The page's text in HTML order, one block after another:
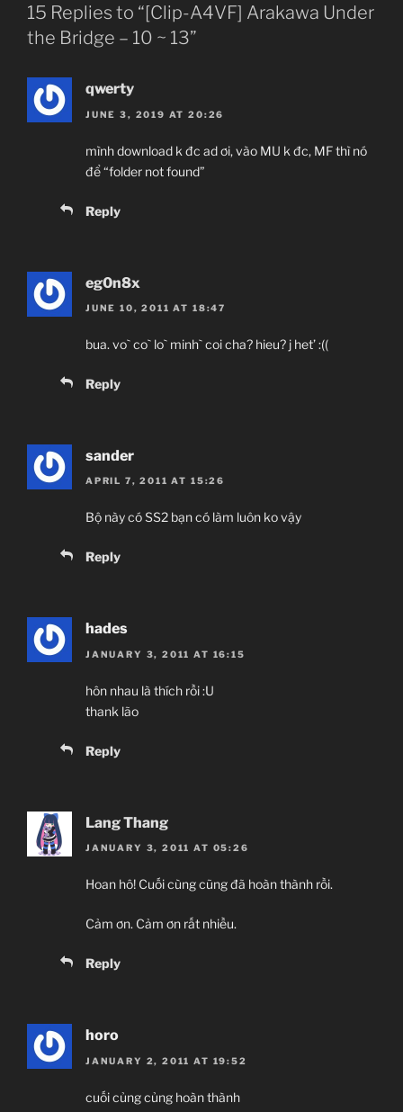
15 Replies to “[Clip-A4VF] Arakawa Under
the Bridge – 10 ~ 13”
qwerty
JUNE 3, 2019 AT 20:26
mình download k đc ad ơi, vào MU k đc, MF thì nó
để “folder not found”
Reply
eg0n8x
JUNE 10, 2011 AT 18:47
bua. vo` co` lo` minh` coi cha? hieu? j het’ :((
Reply
sander
APRIL 7, 2011 AT 15:26
Bộ này có SS2 bạn có làm luôn ko vậy
Reply
hades
JANUARY 3, 2011 AT 16:15
hôn nhau là thích rồi :U
thank lão
Reply
Lang Thang
JANUARY 3, 2011 AT 05:26
Hoan hô! Cuối cùng cũng đã hoàn thành rồi.
Cảm ơn. Cảm ơn rất nhiều.
Reply
horo
JANUARY 2, 2011 AT 19:52
cuối củng củng hoàn thành